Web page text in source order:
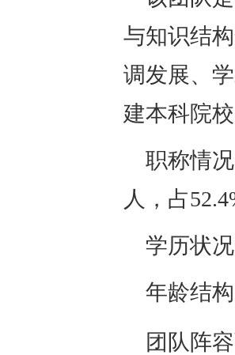
与知识结
调发展、
建本科院
职称情
人，占
学历状
年龄结
团队阵